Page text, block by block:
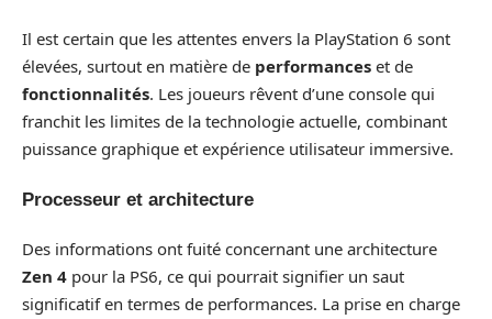
Il est certain que les attentes envers la PlayStation 6 sont
élevées, surtout en matière de performances et de
fonctionnalités. Les joueurs rêvent d’une console qui
franchit les limites de la technologie actuelle, combinant
puissance graphique et expérience utilisateur immersive.
Processeur et architecture
Des informations ont fuité concernant une architecture
Zen 4 pour la PS6, ce qui pourrait signifier un saut
significatif en termes de performances. La prise en charge